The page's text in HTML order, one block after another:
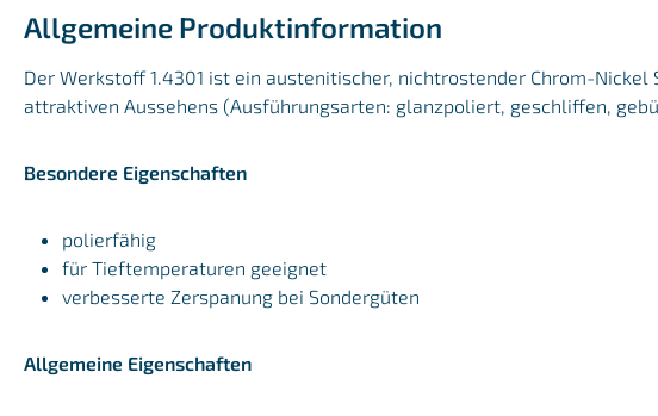
Allgemeine Produktinformation
Der Werkstoff 1.4301 ist ein austenitischer, nichtrostender Chrom-
attraktiven Aussehens (Ausführungsarten: glanzpoliert, geschliffen,
Besondere Eigenschaften
polierfähig
für Tieftemperaturen geeignet
verbesserte Zerspanung bei Sondergüten
Allgemeine Eigenschaften